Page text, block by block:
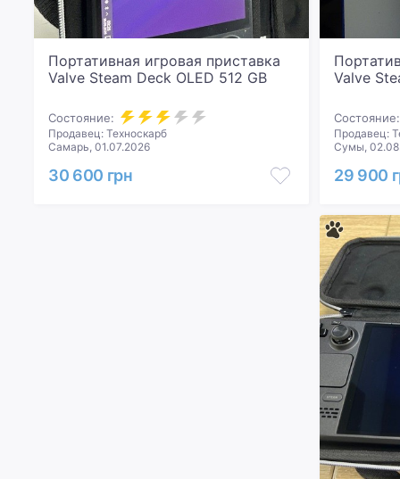
Портативная игровая приставка
Valve Steam Deck OLED 512 GB
Состояние:
Продавец: Техноскарб
Самарь, 01.07.2026
30 600 грн
Valve
Состояние:
Продавец:
Сумы,
29 900